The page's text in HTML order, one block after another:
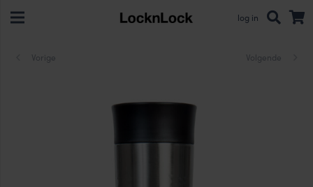
log in
Vorige Volgende